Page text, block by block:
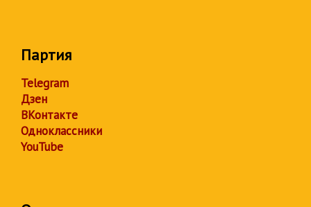
Партия
Telegram
Дзен
ВКонтакте
Одноклассники
YouTube